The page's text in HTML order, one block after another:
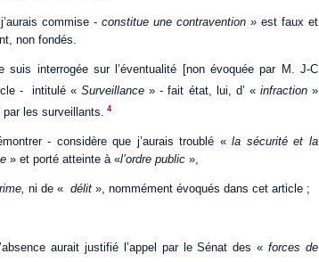
commise -constitue une contravention » est faux et
non fondés.
interrogée sur l’éventualité [non évoquée par M. J-C
- intitulé «Surveillance » - fait état, lui, d’ « infraction»
par les surveillants. 4
- considère que j’aurais troublé «la sécurité et la
» et porté atteinte à «l’ordre public »,
ni de « délit », nommément évoqués dans cet article ;
aurait justifié l’appel par le Sénat des «forces de